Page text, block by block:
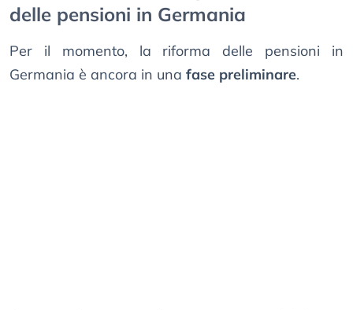
delle pensioni in Germania
Per il momento, la riforma delle pensioni in
Germania è ancora in una fase preliminare.